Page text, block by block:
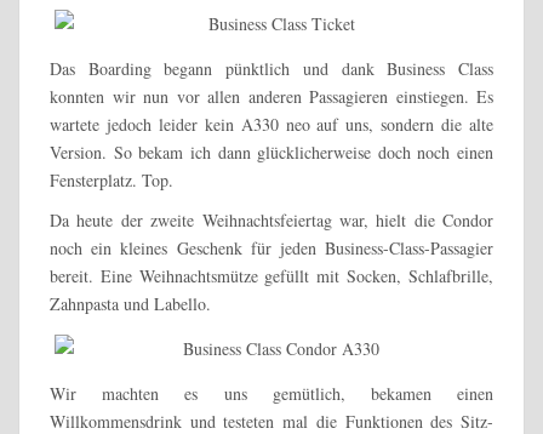
Das Boarding begann pünktlich und dank Business Class
konnten wir nun vor allen anderen Passagieren einstiegen. Es
wartete jedoch leider kein A330 neo auf uns, sondern die alte
Version. So bekam ich dann glücklicherweise doch noch einen
Fensterplatz. Top.
Da heute der zweite Weihnachtsfeiertag war, hielt die Condor
noch ein kleines Geschenk für jeden Business-Class-Passagier
bereit. Eine Weihnachtsmütze gefüllt mit Socken, Schlafbrille,
Zahnpasta und Labello.
Wir machten es uns gemütlich, bekamen einen
Willkommensdrink und testeten mal die Funktionen des Sitz-